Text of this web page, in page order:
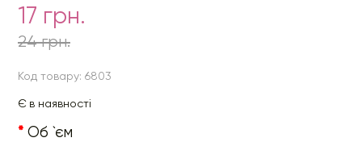
17 грн.
24 грн.
Код товару: 6803
Є в наявності
Об `єм